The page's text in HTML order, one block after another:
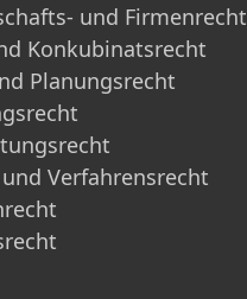
und Firmenrecht
Konkubinatsrecht
Planungsrecht
und Verfahrensrecht